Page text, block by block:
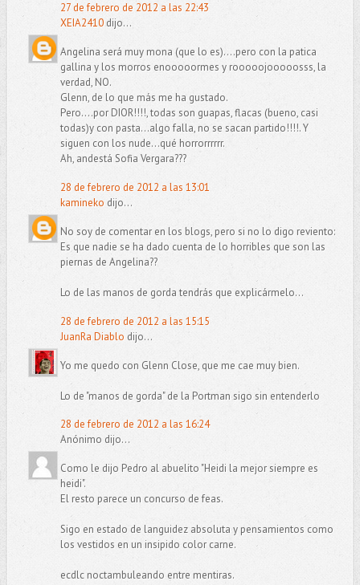
27 de febrero de 2012 a las 22:43
XEIA2410dijo...
Angelina será muy mona (que lo es)....pero con la patica
gallina y los morros enooooormes y rooooojooooosss, la
verdad, NO.
Glenn, de lo que más me ha gustado.
Pero....por DIOR!!!!, todas son guapas, flacas (bueno, casi
todas)y con pasta...algo falla, no se sacan partido!!!!. Y
siguen con los nude...qué horrorrrrrr.
Ah, andestá Sofia Vergara???
28 de febrero de 2012 a las 13:01
kamineko dijo...
No soy de comentar en los blogs, pero si no lo digo reviento:
Es que nadie se ha dado cuenta de lo horribles que son las
piernas de Angelina??
Lo de las manos de gorda tendrás que explicármelo...
28 de febrero de 2012 a las 15:15
JuanRa Diablo dijo...
Yo me quedo con Glenn Close, que me cae muy bien.
Lo de "manos de gorda" de la Portman sigo sin entenderlo
28 de febrero de 2012 a las 16:24
Anónimo dijo...
Como le dijo Pedro al abuelito "Heidi la mejor siempre es
heidi".
El resto parece un concurso de feas.
Sigo en estado de languidez absoluta y pensamientos como
los vestidos en un insipido color carne.
ecdlc noctambuleando entre mentiras.